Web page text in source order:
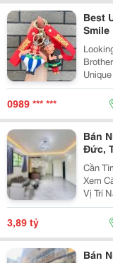
Best
Smile
From
0989 *** ***
Bán
Đức,
Cần
Xem
Vị Trí
Nhanh
3,89 tỷ
Bán